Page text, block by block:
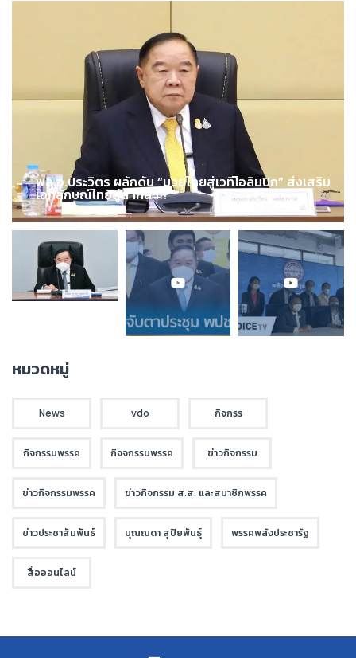
พล.อ.ประวิตร ผลักดัน “มวยไทยสู่เวทีโอลิมปิก” ส่งเสริม
เอกลักษณ์ไทยสู่สากล !!!
หมวดหมู่
News vdo กิจกรร
กิจกรรมพรรค กิจจกรรมพรรค ข่าวกิจกรรม
ข่าวกิจกรรมพรรค ข่าวกิจกรรม ส.ส. และสมาชิกพรรค
ข่าวประชาสัมพันธ์ บุณณดา สุปิยพันธุ์ พรรคพลังประชารัฐ
สื่อออนไลน์